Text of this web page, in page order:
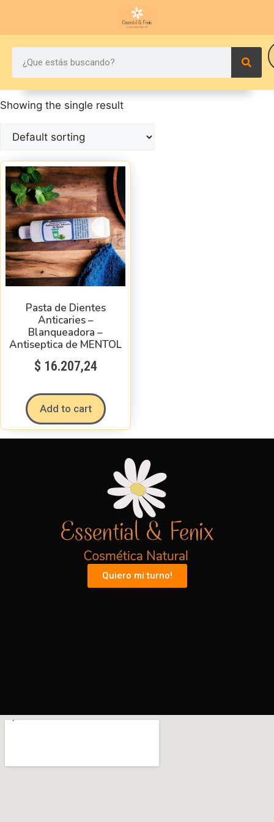
Showing the single result
Pasta de Dientes
Anticaries –
Blanqueadora –
Antiseptica de MENTOL
$ 16.207,24
Add to cart
Quiero mi turno!